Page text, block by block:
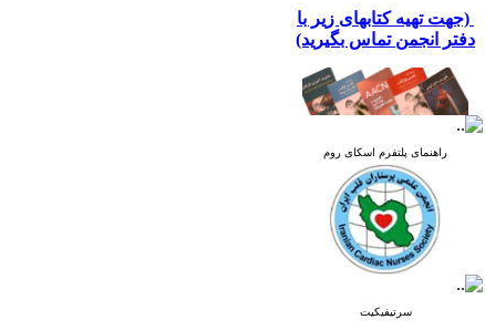
کتاب راهنمای ارتقای بهداشت دست
(جهت تهیه کتابهای زیر با
دفتر انجمن تماس بگیرید)
راهنمای پلتفرم اسکای روم
سرتیفیکیت